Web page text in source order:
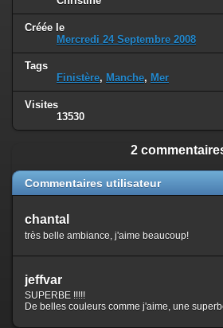
Créée le
Mercredi 24 Septembre 2008
Tags
Finistère, Manche, Mer
Visites
13530
2
Commentaires utilisateur
chantal
très belle ambiance, j'aime beaucoup!
jeffvar
SUPERBE !!!!!
De belles couleurs comme j'aime, une